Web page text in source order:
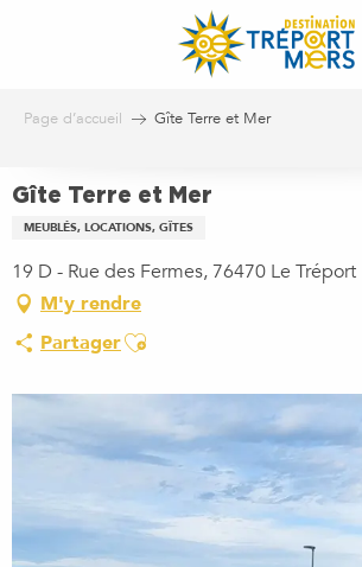
Page d’accueil Gîte Terre et Mer
Gîte Terre et Mer
MEUBLÉS, LOCATIONS, GÎTES
19 D - Rue des Fermes, 76470 Le Tréport
M'y rendre
PartagerAjouter aux favoris